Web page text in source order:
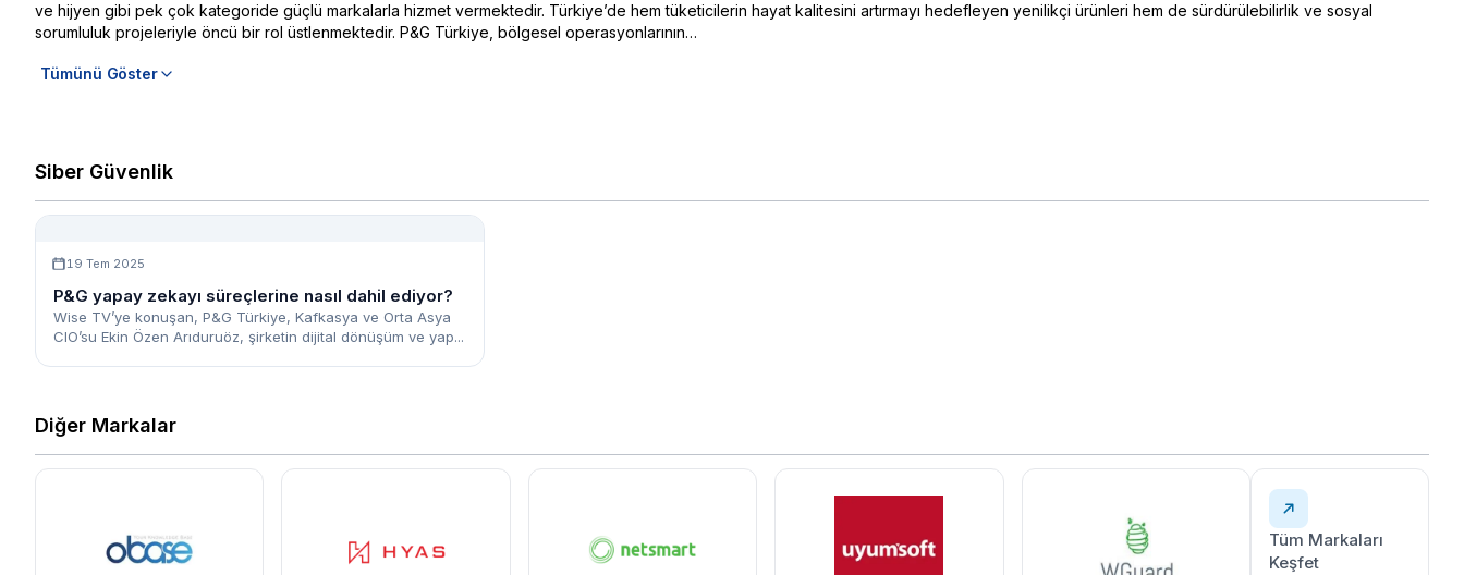
ve hijyen gibi pek çok kategoride güçlü markalarla hizmet vermektedir. Türkiye’de hem tüketicilerin hayat kalitesini artırmayı hedefleyen yenilikçi ürünleri hem de sürdürülebilirlik ve sosyal
sorumluluk projeleriyle öncü bir rol üstlenmektedir. P&G Türkiye, bölgesel operasyonlarının…
Tümünü Göster
Siber Güvenlik
19 Tem 2025
P&G yapay zekayı süreçlerine nasıl dahil ediyor?
Wise TV’ye konuşan, P&G Türkiye, Kafkasya ve Orta Asya
CIO’su Ekin Özen Arıduruöz, şirketin dijital dönüşüm ve yap...
Diğer Markalar
Tüm Markaları
Keşfet